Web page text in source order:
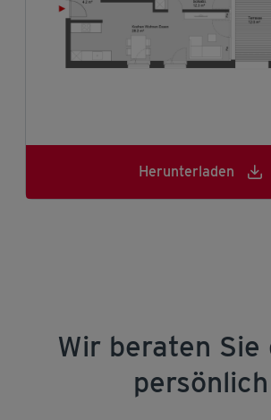
Herunterladen
Herunterladen
Wir beraten Sie
persönlich